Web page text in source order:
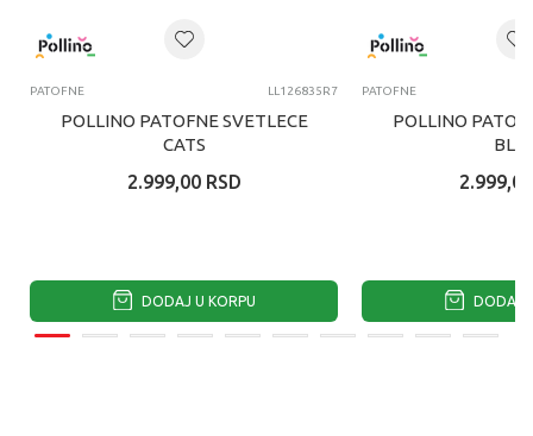
PATOFNE LL126835R7
POLLINO PATOFNE SVETLECE
CATS
2.999,00 RSD
DODAJ U KORPU
PATOFNE
POLLINO
2.999,00
DODAJ